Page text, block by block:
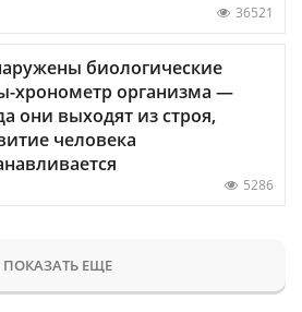
36521
биологические
хронометр организма —
они выходят из строя,
человека
5286
ПОКАЗАТЬ ЕЩЕ